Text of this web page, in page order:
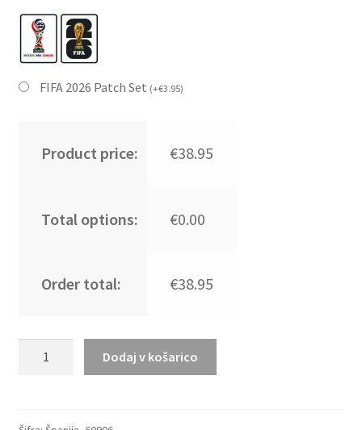
FIFA 2026 Patch Set (+€3.95)
Product price: €38.95
Total options: €0.00
Order total: €38.95
Dodaj v košarico